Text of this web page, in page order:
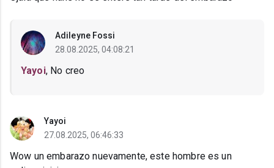
Adileyne Fossi
28.08.2025, 04:08:21
Yayoi, No creo
Yayoi
27.08.2025, 06:46:33
Wow un embarazo nuevamente, este hombre es un